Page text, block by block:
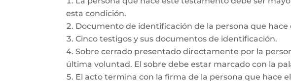
esta condición.
Documento de identificación de la persona que
Cinco testigos y sus documentos de identificación.
Sobre cerrado presentado directamente por la
última voluntad. El sobre debe estar marcado con la
El acto termina con la firma de la persona que hace